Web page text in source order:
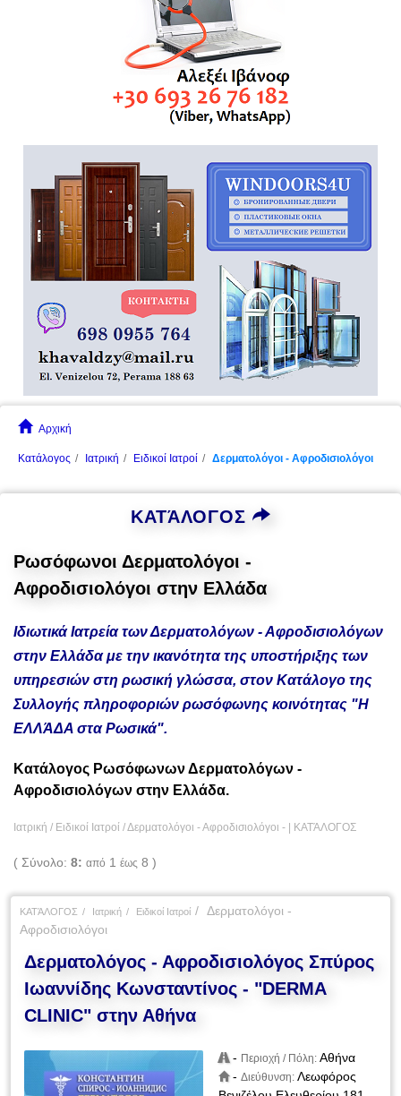
Αρχική
Κατάλογος Ιατρική Ειδικοί Ιατροί Δερματολόγοι - Αφροδισιολόγοι
ΚΑΤΆΛΟΓΟΣ
Ρωσόφωνοι Δερματολόγοι -
Αφροδισιολόγοι στην Ελλάδα
Ιδιωτικά Ιατρεία των Δερματολόγων - Αφροδισιολόγων
στην Ελλάδα με την ικανότητα της υποστήριξης των
υπηρεσιών στη ρωσική γλώσσα, στον Κατάλογο της
Συλλογής πληροφοριών ρωσόφωνης κοινότητας "Η
ΕΛΛΆΔΑ στα Ρωσικά".
Κατάλογος Ρωσόφωνων Δερματολόγων -
Αφροδισιολόγων στην Ελλάδα.
Ιατρική / Ειδικοί Ιατροί / Δερματολόγοι - Αφροδισιολόγοι - | ΚΑΤΆΛΟΓΟΣ
( Σύνολο: 8: από 1 έως 8 )
ΚΑΤΆΛΟΓΟΣ Ιατρική Ειδικοί Ιατροί
Δερματολόγοι -
Αφροδισιολόγοι
Δερματολόγος - Αφροδισιολόγος Σπύρος
Ιωαννίδης Κωνσταντίνος - "DERMA
CLINIC" στην Αθήνα
- Περιοχή / Πόλη: Αθήνα
-Διεύθυνση: Λεωφόρος